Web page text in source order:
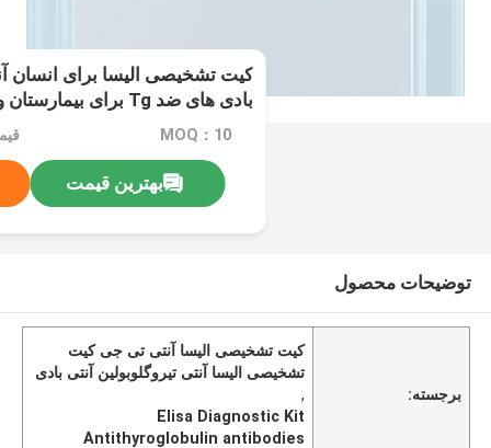
کیت تشخیصی الیسا برای انسان
بادی های ضد Tg برای بیمارستان و آزمایشگاه
MOQ：10
بهترین قیمت
توضیحات محصول
برجسته:
کیت تشخیصی الیسا آنتی تی جی کیت
تشخیصی الیسا آنتی تیروگلوبولین آنتی بادی
,
Elisa Diagnostic Kit
Antithyroglobulin antibodies